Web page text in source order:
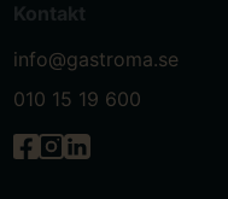
Kontakt
info@gastroma.se
010 15 19 600
Gastróma på Facebook
Gastróma på
Gastróma på